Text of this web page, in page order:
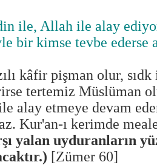
ile, Allah ile alay
bir kimse tevbe ederse
kâfir pişman olur,
tertemiz Müslüman
alay etmeye devam
Kur'an-ı kerimde
yalan uyduranların
[Zümer 60]